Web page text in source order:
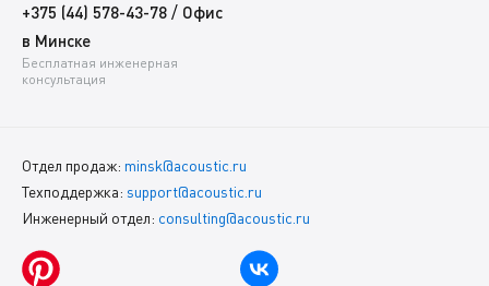
+375 (44) 578-43-78 / Офис
в Минске
Бесплатная инженерная
консультация
Отдел продаж: minsk@acoustic.ru
Техподдержка: support@acoustic.ru
Инженерный отдел: consulting@acoustic.ru